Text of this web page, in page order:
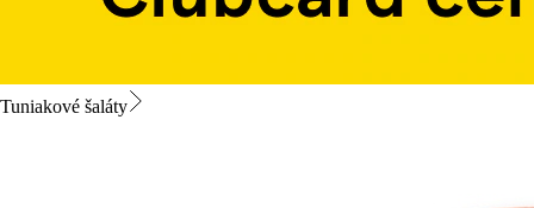
Tuniakové šaláty